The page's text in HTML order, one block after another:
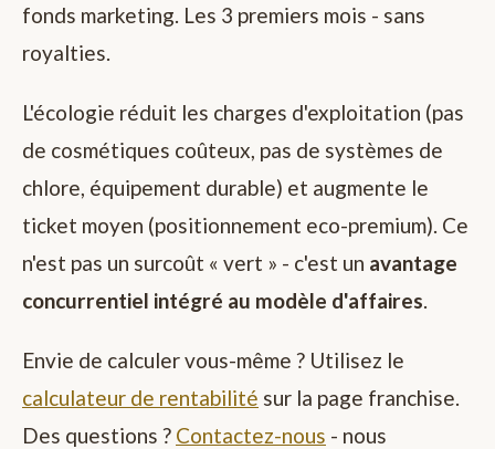
fonds marketing. Les 3 premiers mois - sans
royalties.
L'écologie réduit les charges d'exploitation (pas
de cosmétiques coûteux, pas de systèmes de
chlore, équipement durable) et augmente le
ticket moyen (positionnement eco-premium). Ce
n'est pas un surcoût « vert » - c'est un avantage
concurrentiel intégré au modèle d'affaires.
Envie de calculer vous-même ? Utilisez le
calculateur de rentabilité sur la page franchise.
Des questions ? Contactez-nous - nous